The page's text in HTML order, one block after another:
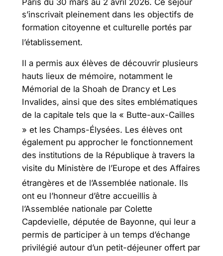
s’inscrivait pleinement dans les objectifs de
formation citoyenne et culturelle portés par
l’établissement.
Il a permis aux élèves de découvrir plusieurs
hauts lieux de mémoire, notamment le
Mémorial de la Shoah de Drancy et Les
Invalides, ainsi que des sites emblématiques
de la capitale tels que la « Butte-aux-Cailles
» et les Champs-Élysées. Les élèves ont
également pu approcher le fonctionnement
des institutions de la République à travers la
visite du Ministère de l’Europe et des Affaires
étrangères et de l’Assemblée nationale. Ils
ont eu l’honneur d’être accueillis à
l’Assemblée nationale par Colette
Capdevielle, députée de Bayonne, qui leur a
permis de participer à un temps d’échange
privilégié autour d’un petit-déjeuner offert par